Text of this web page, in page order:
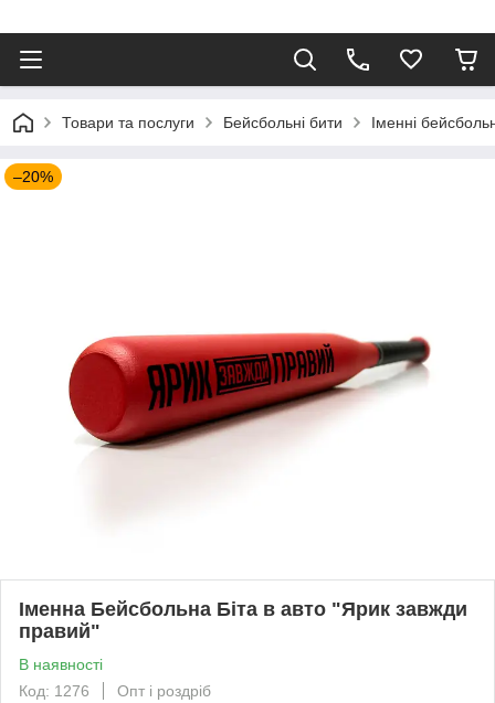
Товари та послуги Бейсбольні бити Іменні
–20%
Іменна Бейсбольна Біта в авто "Ярик завжди
правий"
В наявності
Код: 1276
Опт і роздріб